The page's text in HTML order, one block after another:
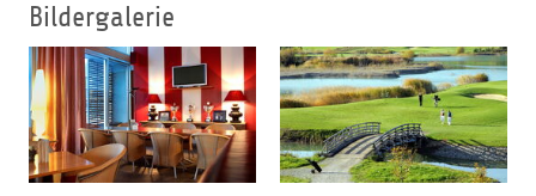
Ob als Destination für Golfer, Tagungsgäste oder für
Freunde schöner Landschaft, sehr guter Küche und
ausgesuchter Weine - bei uns sind Sie richtig.
Mit dem"Hotel und Restaurant im Hofgut"ist es gelungen
moderne Architektur und liebevolle Restauration, unter
besonderer Berücksichtigung von Ökologie und
Bildergalerie